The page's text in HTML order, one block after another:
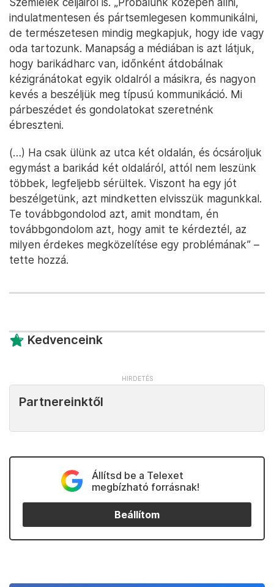
indulatmentesen és pártsemlegesen kommunikálni,
de természetesen mindig megkapjuk, hogy ide vagy
oda tartozunk. Manapság a médiában is azt látjuk,
hogy barikádharc van, időnként átdobálnak
kézigránátokat egyik oldalról a másikra, és nagyon
kevés a beszéljük meg típusú kommunikáció. Mi
párbeszédet és gondolatokat szeretnénk
ébreszteni.
(…) Ha csak ülünk az utca két oldalán, és ócsároljuk
egymást a barikád két oldaláról, attól nem leszünk
többek, legfeljebb sérültek. Viszont ha egy jót
beszélgetünk, azt mindketten elvisszük magunkkal.
Te továbbgondolod azt, amit mondtam, én
továbbgondolom azt, hogy amit te kérdeztél, az
milyen érdekes megközelítése egy problémának” –
tette hozzá.
Kedvenceink
Partnereinktől
Állítsd be a Telexet
megbízható forrásnak!
Beállítom